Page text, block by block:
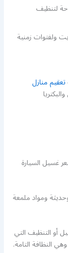
لتنظيف
ولفتوات زمنية
تعقيم منازل
غسيل السيارة
ومواد ملمعة
أو التنظيف التي
النظافة التامة.